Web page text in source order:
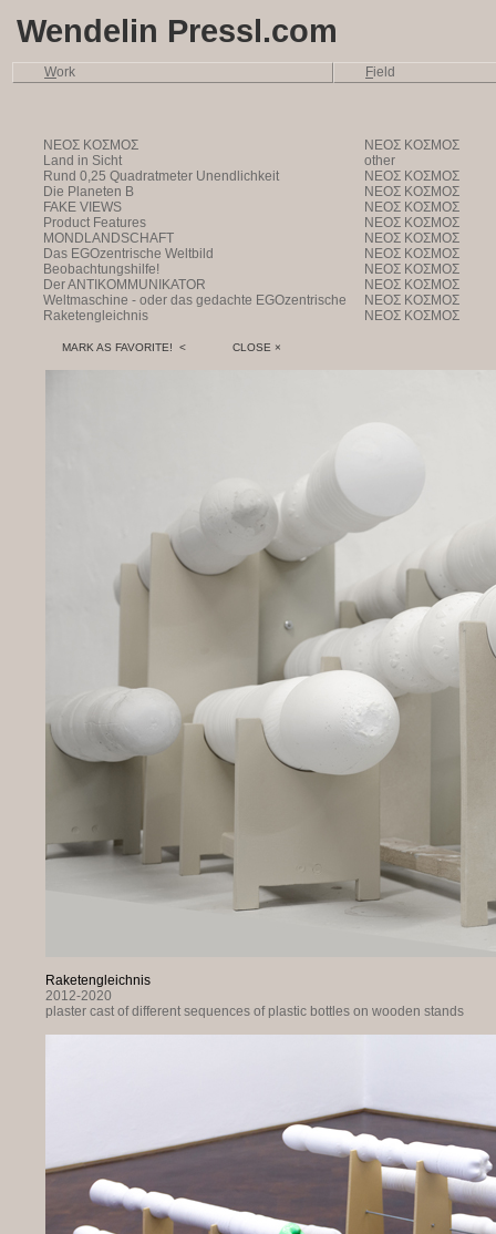
Wendelin Pressl.com
Work Field
NEOΣ KOΣMOΣ
NEOΣ KOΣMOΣ
Land in Sicht
other
Rund 0,25 Quadratmeter Unendlichkeit
NEOΣ KOΣMOΣ
Die Planeten B
NEOΣ KOΣMOΣ
FAKE VIEWS
NEOΣ KOΣMOΣ
Product Features
NEOΣ KOΣMOΣ
MONDLANDSCHAFT
NEOΣ KOΣMOΣ
Das EGOzentrische Weltbild
NEOΣ KOΣMOΣ
Beobachtungshilfe!
NEOΣ KOΣMOΣ
Der ANTIKOMMUNIKATOR
NEOΣ KOΣMOΣ
Weltmaschine - oder das gedachte EGOzentrische
Weltbild
NEOΣ KOΣMOΣ
Raketengleichnis
NEOΣ KOΣMOΣ
MARK AS FAVORITE! < CLOSE ×
Raketengleichnis
2012-2020
plaster cast of different sequences of plastic bottles on wooden stands